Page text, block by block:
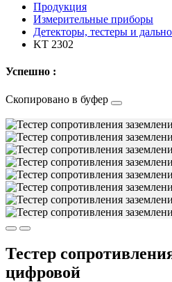
Продукция
Измерительные приборы
Детекторы, тестеры и
KT 2302
Успешно :
Скопировано в буфер
Тестер
цифровой